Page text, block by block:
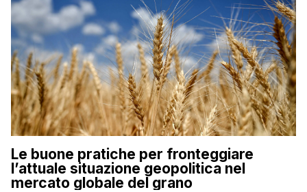
Le buone pratiche per fronteggiare
l’attuale situazione geopolitica nel
mercato globale del grano